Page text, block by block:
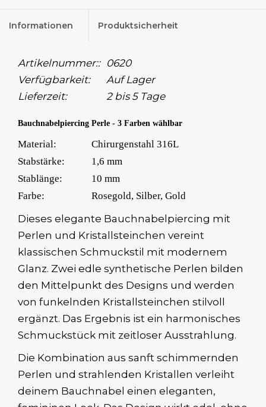
Informationen Produktsicherheit
Artikelnummer:: 0620
Verfügbarkeit:
Auf Lager
Lieferzeit:
2 bis 5 Tage
Bauchnabelpiercing Perle - 3 Farben wählbar
Material:
Chirurgenstahl 316L
Stabstärke:
1,6 mm
Stablänge:
10 mm
Farbe:
Rosegold, Silber, Gold
Dieses elegante Bauchnabelpiercing mit
Perlen und Kristallsteinchen vereint
klassischen Schmuckstil mit modernem
Glanz. Zwei edle synthetische Perlen bilden
den Mittelpunkt des Designs und werden
von funkelnden Kristallsteinchen stilvoll
ergänzt. Das Ergebnis ist ein harmonisches
Schmuckstück mit zeitloser Ausstrahlung.
Die Kombination aus sanft schimmernden
Perlen und strahlenden Kristallen verleiht
deinem Bauchnabel einen eleganten,